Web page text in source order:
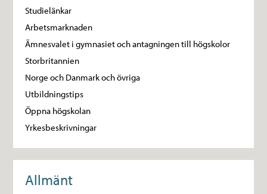
Studielänkar
Arbetsmarknaden
Ämnesvalet i gymnasiet och antagningen till högskolor
Storbritannien
Norge och Danmark och övriga
Utbildningstips
Öppna högskolan
Yrkesbeskrivningar
Allmänt